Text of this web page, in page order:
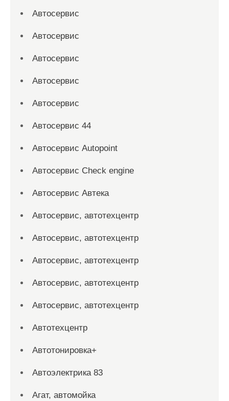
Автосервис
Автосервис
Автосервис
Автосервис
Автосервис
Автосервис 44
Автосервис Autopoint
Автосервис Check engine
Автосервис Автека
Автосервис, автотехцентр
Автосервис, автотехцентр
Автосервис, автотехцентр
Автосервис, автотехцентр
Автосервис, автотехцентр
Автотехцентр
Автотонировка+
Автоэлектрика 83
Агат, автомойка